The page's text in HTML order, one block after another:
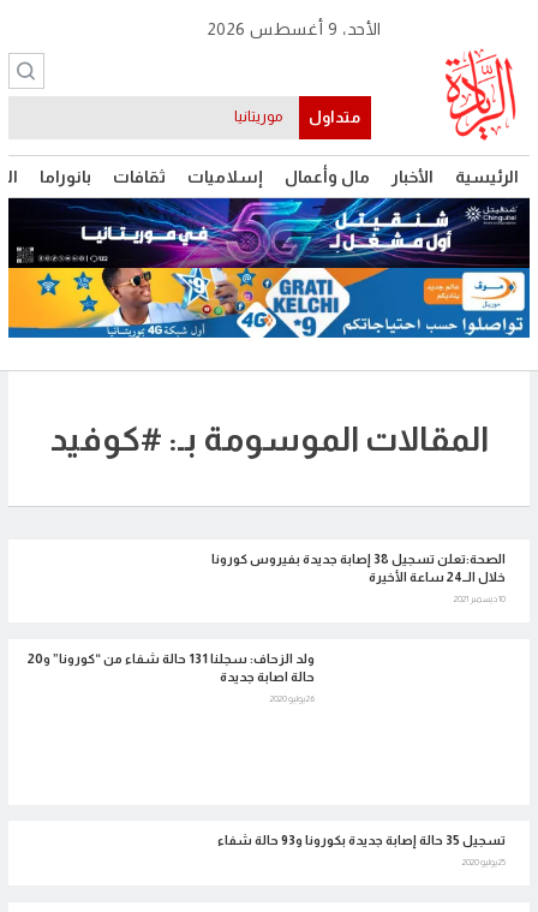
الرئيسية الأخبار مال وأعمال إسلاميات ثقافات بانوراما
الأحد، 9 أغسطس 2026
متداول موريتانيا
المقالات الموسومة بـ: #كوفيد
الصحة:تعلن تسجيل 38 إصابة جديدة بفيروس كورونا
خلال الــ24 ساعة الأخيرة
10 ديسمبر 2021
ولد الزحاف: سجلنا 131 حالة شفاء من “كورونا” و20
حالة اصابة جديدة
26 يوليو 2020
تسجيل 35 حالة إصابة جديدة بكورونا و93 حالة شفاء
25 يوليو 2020